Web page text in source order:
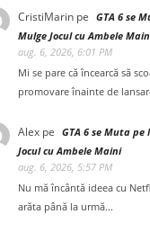
CristiMarin pe GTA 6 se
Mulge Jocul cu Ambele
aug. 6, 2026, 6:01 PM
Mi se pare că încearcă să
promovare înainte de
Alex pe GTA 6 se Muta
Jocul cu Ambele Maini
aug. 6, 2026, 5:57 PM
Nu mă încântă ideea cu
arăta până la urmă...